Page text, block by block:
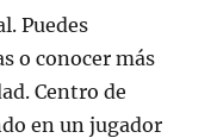
Puedes
o conocer más
Centro de
en un jugador